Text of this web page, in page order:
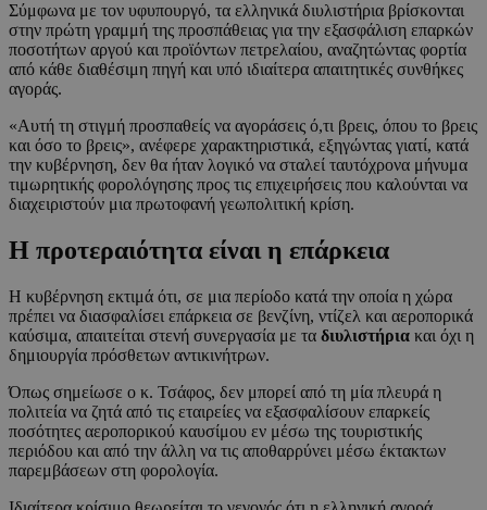
Σύμφωνα με τον υφυπουργό, τα ελληνικά διυλιστήρια βρίσκονται
στην πρώτη γραμμή της προσπάθειας για την εξασφάλιση επαρκών
ποσοτήτων αργού και προϊόντων πετρελαίου, αναζητώντας φορτία
από κάθε διαθέσιμη πηγή και υπό ιδιαίτερα απαιτητικές συνθήκες
αγοράς.
«Αυτή τη στιγμή προσπαθείς να αγοράσεις ό,τι βρεις, όπου το βρεις
και όσο το βρεις», ανέφερε χαρακτηριστικά, εξηγώντας γιατί, κατά
την κυβέρνηση, δεν θα ήταν λογικό να σταλεί ταυτόχρονα μήνυμα
τιμωρητικής φορολόγησης προς τις επιχειρήσεις που καλούνται να
διαχειριστούν μια πρωτοφανή γεωπολιτική κρίση.
Η προτεραιότητα είναι η επάρκεια
Η κυβέρνηση εκτιμά ότι, σε μια περίοδο κατά την οποία η χώρα
πρέπει να διασφαλίσει επάρκεια σε βενζίνη, ντίζελ και αεροπορικά
καύσιμα, απαιτείται στενή συνεργασία με τα διυλιστήρια και όχι η
δημιουργία πρόσθετων αντικινήτρων.
Όπως σημείωσε ο κ. Τσάφος, δεν μπορεί από τη μία πλευρά η
πολιτεία να ζητά από τις εταιρείες να εξασφαλίσουν επαρκείς
ποσότητες αεροπορικού καυσίμου εν μέσω της τουριστικής
περιόδου και από την άλλη να τις αποθαρρύνει μέσω έκτακτων
παρεμβάσεων στη φορολογία.